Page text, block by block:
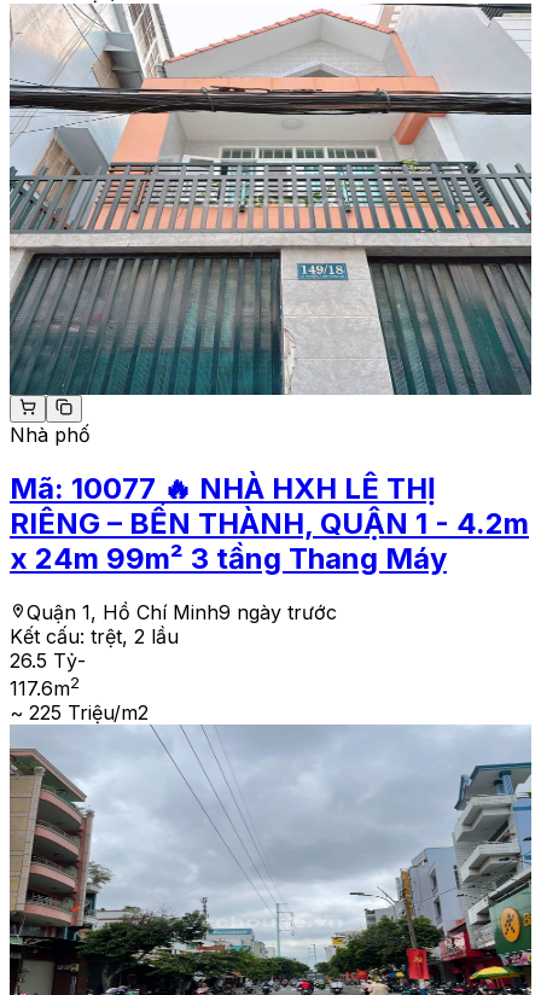
Nhà phố
Mã: 10077 🔥 NHÀ HXH LÊ THỊ
RIÊNG – BẾN THÀNH, QUẬN 1 - 4.2m
x 24m 99m² 3 tầng Thang Máy
Quận 1, Hồ Chí Minh9 ngày trước
Kết cấu: trệt, 2 lầu
26.5 Tỷ-
117.6m2
~ 225 Triệu/m2